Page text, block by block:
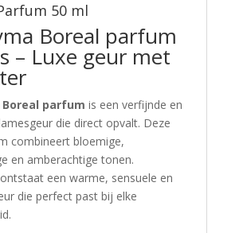
50 ml
Boreal parfum
– Luxe geur met
Boreal parfum is een verfijnde en
die direct opvalt. Deze
combineert bloemige,
en amberachtige tonen.
een warme, sensuele en
die perfect past bij elke